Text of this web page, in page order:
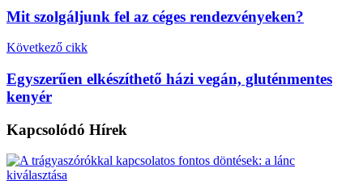
Mit szolgáljunk fel az céges rendezvényeken?
Következő cikk
Egyszerűen elkészíthető házi vegán, gluténmentes
kenyér
Kapcsolódó Hírek